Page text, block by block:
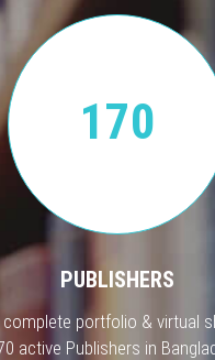
170
PUBLISHERS
complete portfolio & virtual
active Publishers in